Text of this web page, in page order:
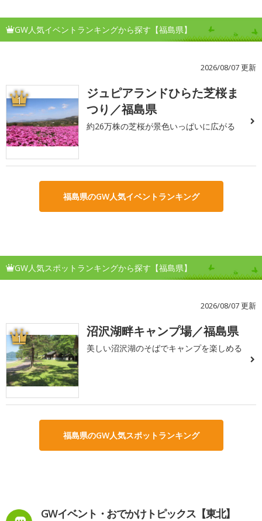
GW人気イベントランキングから探す【福島県】
2026/08/07 更新
1
ジュピアランドひらた芝桜ま
つり／福島県
約26万株の芝桜が景色いっぱいに広がる
福島県のGW人気イベントランキング
GW人気スポットランキングから探す【福島県】
2026/08/07 更新
1 沼沢湖畔キャンプ場／福島県
美しい沼沢湖のそばでキャンプを楽しめる
福島県のGW人気スポットランキング
GWイベント・おでかけトピックス【東北】